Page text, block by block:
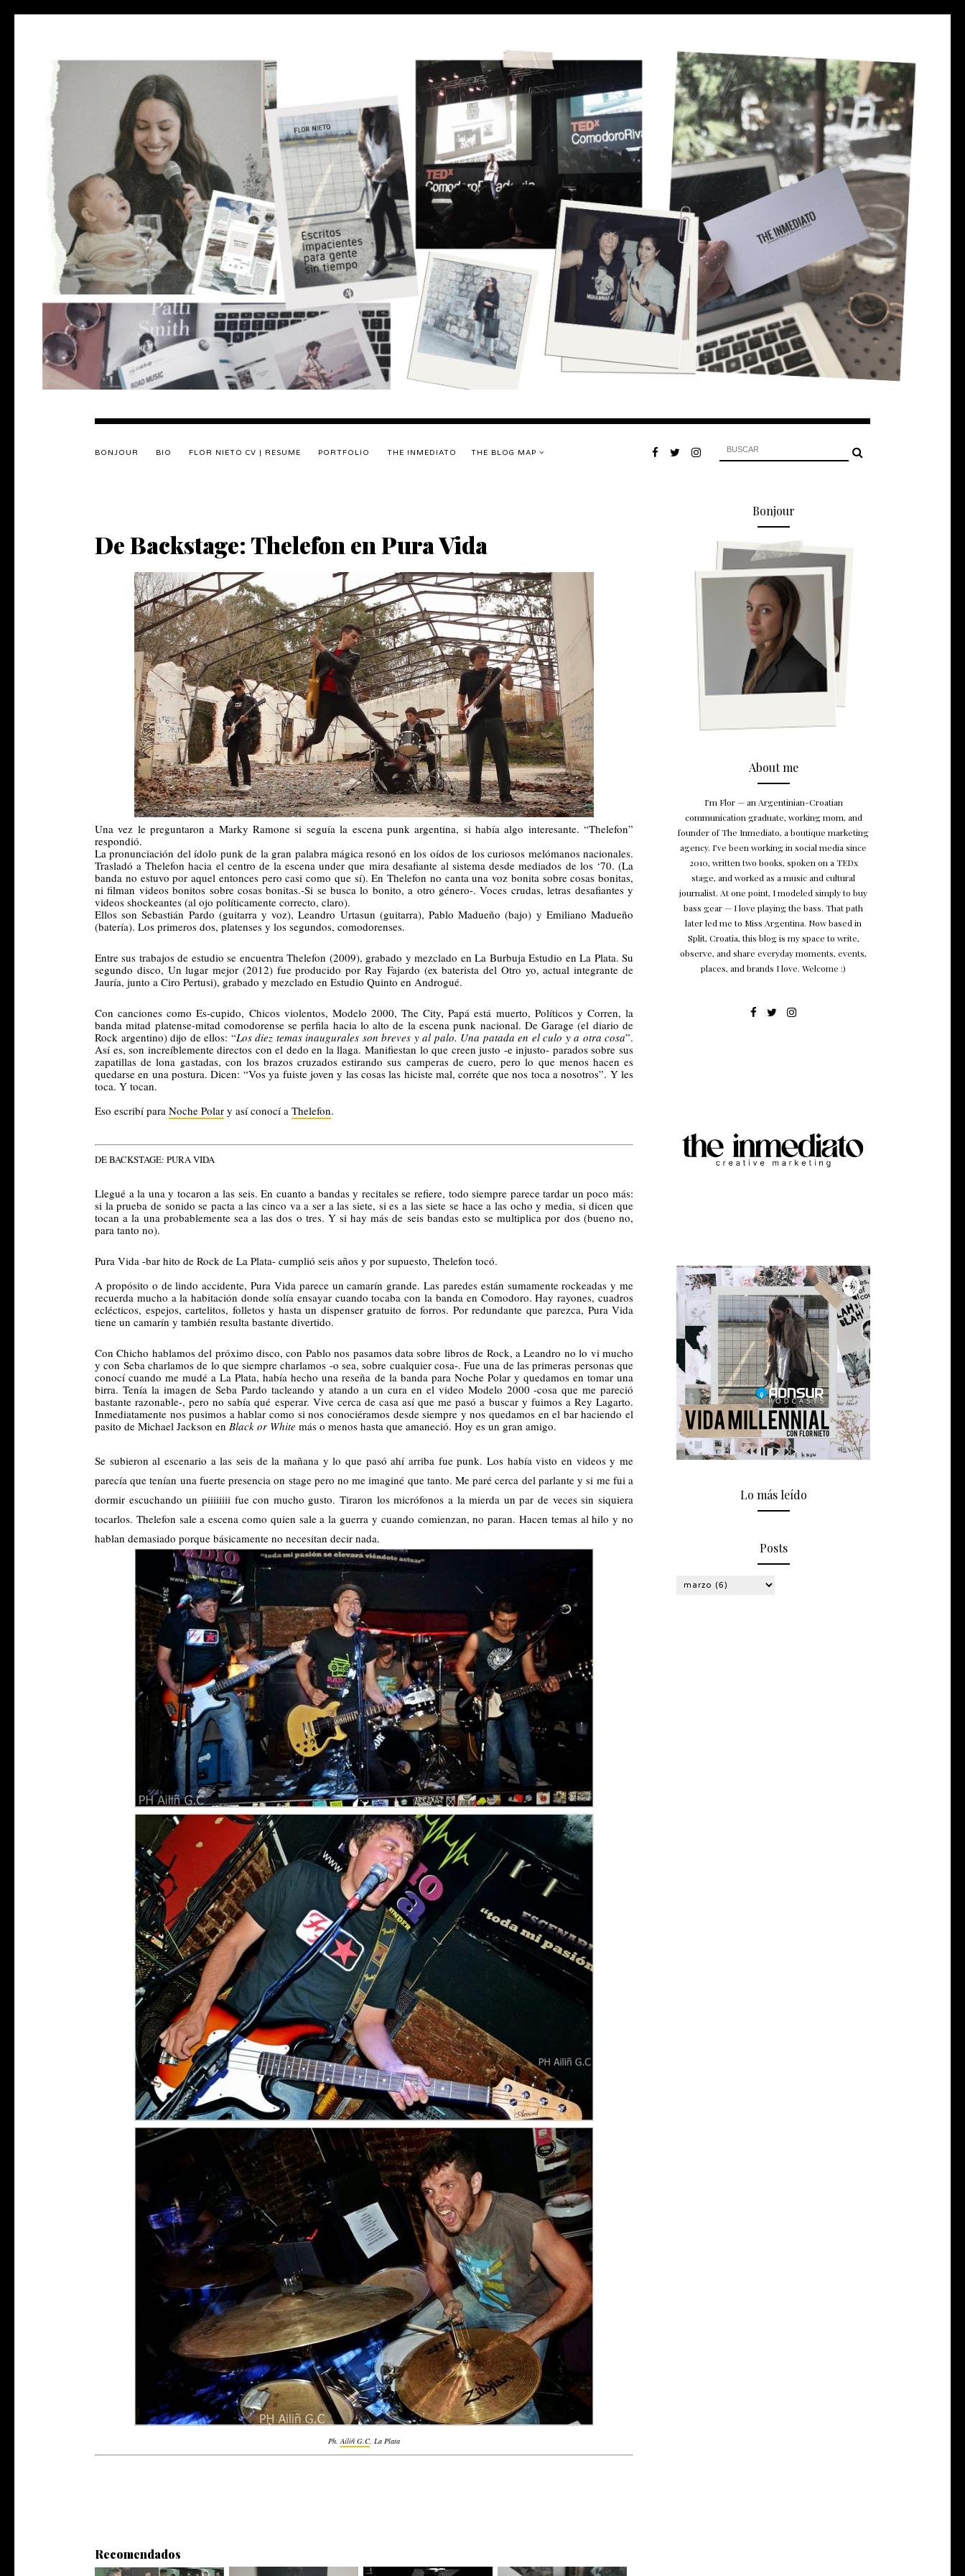
BONJOUR BIO FLOR NIETO CV | RESUME PORTFOLIO THE INMEDIATO THE BLOG MAP
De Backstage: Thelefon en Pura Vida
Una vez le preguntaron a Marky Ramone si seguía la escena punk argentina, si había algo interesante. “Thelefon”
respondió.
La pronunciación del ídolo punk de la gran palabra mágica resonó en los oídos de los curiosos melómanos nacionales.
Trasladó a Thelefon hacia el centro de la escena under que mira desafiante al sistema desde mediados de los ‘70. (La
banda no estuvo por aquel entonces pero casi como que sí). En Thelefon no canta una voz bonita sobre cosas bonitas,
ni filman videos bonitos sobre cosas bonitas.-Si se busca lo bonito, a otro género-. Voces crudas, letras desafiantes y
videos shockeantes (al ojo políticamente correcto, claro).
Ellos son Sebastián Pardo (guitarra y voz), Leandro Urtasun (guitarra), Pablo Madueño (bajo) y Emiliano Madueño
(batería). Los primeros dos, platenses y los segundos, comodorenses.
Entre sus trabajos de estudio se encuentra Thelefon (2009), grabado y mezclado en La Burbuja Estudio en La Plata. Su
segundo disco, Un lugar mejor (2012) fue producido por Ray Fajardo (ex baterista del Otro yo, actual integrante de
Jauría, junto a Ciro Pertusi), grabado y mezclado en Estudio Quinto en Androgué.
Con canciones como Es-cupido, Chicos violentos, Modelo 2000, The City, Papá está muerto, Políticos y Corren, la
banda mitad platense-mitad comodorense se perfila hacia lo alto de la escena punk nacional. De Garage (el diario de
Rock argentino) dijo de ellos: “Los diez temas inaugurales son breves y al palo. Una patada en el culo y a otra cosa”.
Así es, son increíblemente directos con el dedo en la llaga. Manifiestan lo que creen justo -e injusto- parados sobre sus
zapatillas de lona gastadas, con los brazos cruzados estirando sus camperas de cuero, pero lo que menos hacen es
quedarse en una postura. Dicen: “Vos ya fuiste joven y las cosas las hiciste mal, corréte que nos toca a nosotros”. Y les
toca. Y tocan.
Eso escribí para Noche Polar y así conocí a Thelefon.
DE BACKSTAGE: PURA VIDA
Llegué a la una y tocaron a las seis. En cuanto a bandas y recitales se refiere, todo siempre parece tardar un poco más:
si la prueba de sonido se pacta a las cinco va a ser a las siete, si es a las siete se hace a las ocho y media, si dicen que
tocan a la una probablemente sea a las dos o tres. Y si hay más de seis bandas esto se multiplica por dos (bueno no,
para tanto no).
Pura Vida -bar hito de Rock de La Plata- cumplió seis años y por supuesto, Thelefon tocó.
A propósito o de lindo accidente, Pura Vida parece un camarín grande. Las paredes están sumamente rockeadas y me
recuerda mucho a la habitación donde solía ensayar cuando tocaba con la banda en Comodoro. Hay rayones, cuadros
eclécticos, espejos, cartelitos, folletos y hasta un dispenser gratuito de forros. Por redundante que parezca, Pura Vida
tiene un camarín y también resulta bastante divertido.
Con Chicho hablamos del próximo disco, con Pablo nos pasamos data sobre libros de Rock, a Leandro no lo vi mucho
y con Seba charlamos de lo que siempre charlamos -o sea, sobre cualquier cosa-. Fue una de las primeras personas que
conocí cuando me mudé a La Plata, había hecho una reseña de la banda para Noche Polar y quedamos en tomar una
birra. Tenía la imagen de Seba Pardo tacleando y atando a un cura en el video Modelo 2000 -cosa que me pareció
bastante razonable-, pero no sabía qué esperar. Vive cerca de casa así que me pasó a buscar y fuimos a Rey Lagarto.
Inmediatamente nos pusimos a hablar como si nos conociéramos desde siempre y nos quedamos en el bar haciendo el
pasito de Michael Jackson en Black or White más o menos hasta que amaneció. Hoy es un gran amigo.
Se subieron al escenario a las seis de la mañana y lo que pasó ahí arriba fue punk. Los había visto en videos y me
parecía que tenían una fuerte presencia on stage pero no me imaginé que tanto. Me paré cerca del parlante y si me fui a
dormir escuchando un piiiiiiii fue con mucho gusto. Tiraron los micrófonos a la mierda un par de veces sin siquiera
tocarlos. Thelefon sale a escena como quien sale a la guerra y cuando comienzan, no paran. Hacen temas al hilo y no
hablan demasiado porque básicamente no necesitan decir nada.
Ph. Ailiñ G.C , La Plata
Recomendados
Bonjour
About me
I’m Flor — an Argentinian-Croatian
communication graduate, working mom, and
founder of The Inmediato, a boutique marketing
agency. I’ve been working in social media since
2010, written two books, spoken on a TEDx
stage, and worked as a music and cultural
journalist. At one point, I modeled simply to buy
bass gear — I love playing the bass. That path
later led me to Miss Argentina. Now based in
Split, Croatia, this blog is my space to write,
observe, and share everyday moments, events,
places, and brands I love. Welcome :)
Lo más leído
Posts